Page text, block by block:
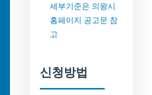
세부기준은 의왕시
홈페이지 공고문 참
고
신청방법